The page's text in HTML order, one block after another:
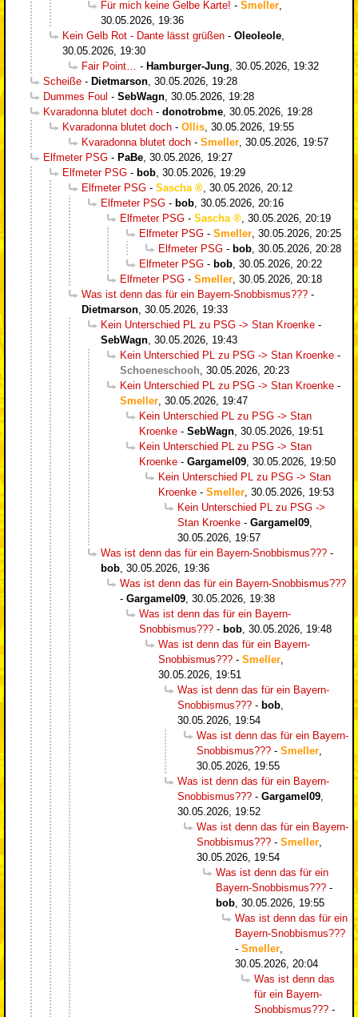
Für mich keine Gelbe Karte! - Smeller
30.05.2026, 19:36
Kein Gelb Rot - Dante lässt grüßen - Oleoleole
30.05.2026, 19:30
Fair Point…
- Hamburger-Jung 30.05.2026, 19:32
Scheiße - Dietmarson 30.05.2026, 19:28
Dummes Foul - SebWagn 30.05.2026, 19:28
Kvaradonna blutet doch - donotrobme 30.05.2026, 19:28
Kvaradonna blutet doch - Ollis 30.05.2026, 19:55
Kvaradonna blutet doch - Smeller 30.05.2026, 19:57
Elfmeter PSG - PaBe 30.05.2026, 19:27
Elfmeter PSG - bob 30.05.2026, 19:29
Elfmeter PSG - Sascha
30.05.2026, 20:12
Elfmeter PSG - bob 30.05.2026, 20:16
Elfmeter PSG - Sascha
30.05.2026, 20:19
Elfmeter PSG - Smeller 30.05.2026, 20:25
Elfmeter PSG - bob 30.05.2026, 20:28
Elfmeter PSG - bob 30.05.2026, 20:22
Elfmeter PSG - Smeller 30.05.2026, 20:18
Was ist denn das für ein Bayern-Snobbismus??? -
Dietmarson 30.05.2026, 19:33
Kein Unterschied PL zu PSG -> Stan Kroenke -
SebWagn 30.05.2026, 19:43
Kein Unterschied PL zu PSG -> Stan Kroenke -
Schoeneschooh 30.05.2026, 20:23
Kein Unterschied PL zu PSG -> Stan Kroenke -
Smeller 30.05.2026, 19:47
Kein Unterschied PL zu PSG -> Stan
Kroenke - SebWagn 30.05.2026, 19:51
Kein Unterschied PL zu PSG -> Stan
Kroenke - Gargamel09 30.05.2026, 19:50
Kein Unterschied PL zu PSG -> Stan
Kroenke - Smeller 30.05.2026, 19:53
Kein Unterschied PL zu PSG ->
Stan Kroenke - Gargamel09
30.05.2026, 19:57
Was ist denn das für ein Bayern-Snobbismus??? -
bob 30.05.2026, 19:36
Was ist denn das für ein Bayern-Snobbismus???
- Gargamel09 30.05.2026, 19:38
Was ist denn das für ein Bayern-
Snobbismus??? - bob 30.05.2026, 19:48
Was ist denn das für ein Bayern-
Snobbismus??? - Smeller
30.05.2026, 19:51
Was ist denn das für ein Bayern-
Snobbismus??? - bob
30.05.2026, 19:54
Was ist denn das für ein Bayern-
Snobbismus??? - Smeller
30.05.2026, 19:55
Was ist denn das für ein Bayern-
Snobbismus??? - Gargamel09
30.05.2026, 19:52
Was ist denn das für ein Bayern-
Snobbismus??? - Smeller
30.05.2026, 19:54
Was ist denn das für ein
Bayern-Snobbismus??? -
bob 30.05.2026, 19:55
Was ist denn das für ein
Bayern-Snobbismus???
- Smeller
30.05.2026, 20:04
Was ist denn das
für ein Bayern-
Snobbismus??? -